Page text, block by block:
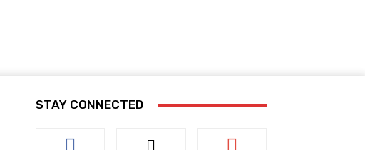
STAY CONNECTED